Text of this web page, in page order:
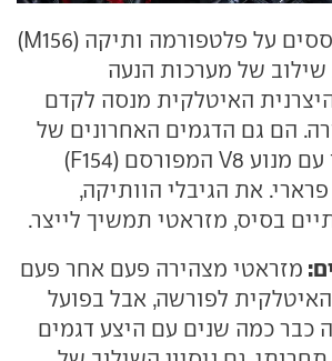
שני הדגמים מבוססים על פלטפורמה ותיקה (M156)
של מערכות הנעה
האיטלקית מנסה לקדם
הם גם הדגמים האחרונים של
היצרנית שהוצעו עם מנוע V8 המפורסם (F154)
את הגיבלי הוותיקה,
בסיס, מזראטי תמשיך לייצר.
מזראטי מצהירה פעם אחר פעם
לפורשה, אבל בפועל
כבר כמה שנים עם היצע דגמים